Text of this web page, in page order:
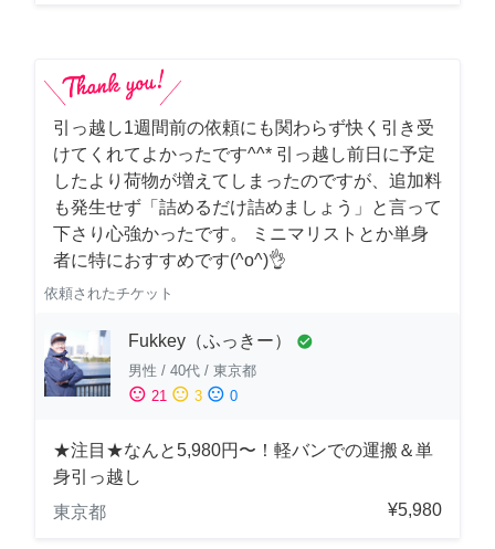
引っ越し1週間前の依頼にも関わらず快く引き受
けてくれてよかったです^^* 引っ越し前日に予定
したより荷物が増えてしまったのですが、追加料
も発生せず「詰めるだけ詰めましょう」と言って
下さり心強かったです。 ミニマリストとか単身
者に特におすすめです(^o^)👌
依頼されたチケット
Fukkey（ふっきー） check_circle
男性 / 40代 / 東京都
sentiment_satisfied 21 sentiment_neutral 3 sentiment_dissatisfied 0
★注目★なんと5,980円〜！軽バンでの運搬＆単
身引っ越し
東京都
¥5,980